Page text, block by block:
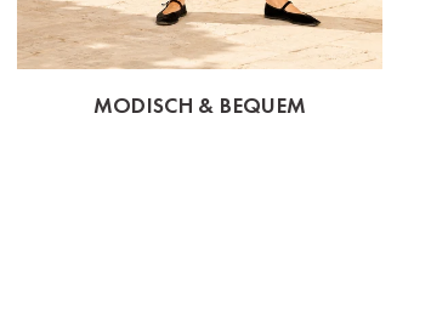
MODISCH & BEQUEM